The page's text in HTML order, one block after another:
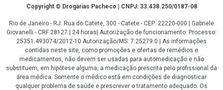
CopyrightCopyright © Drogarias Pacheco | CNPJ: 33.438.250/0187-08
Rio de Janeiro - RJ: Rua do Catete, 300 - Catete - CEP: 22220-000 | Gabriele
Giovanelli - CRF 28127 | 24 horas| Autorização de funcionamento: Processo:
25351.493074/2012-10 Autorização/MS: 7.25279.0 | As informações
contidas neste site, como promoções e ofertas de remédios e
medicamentos, não devem ser usadas para automedicação e não
substituem, em hipótese alguma, a medicação prescrita pelo profissional da
área médica. Somente o médico está em condições de diagnosticar
qualquer problema de saúde e prescrever o tratamento adequado. Os